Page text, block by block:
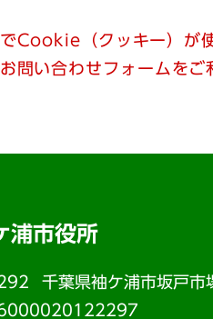
Cookie（クッキー）が
問い合わせフォームをご
浦市役所
千葉県袖ケ浦市坂戸市
6000020122297